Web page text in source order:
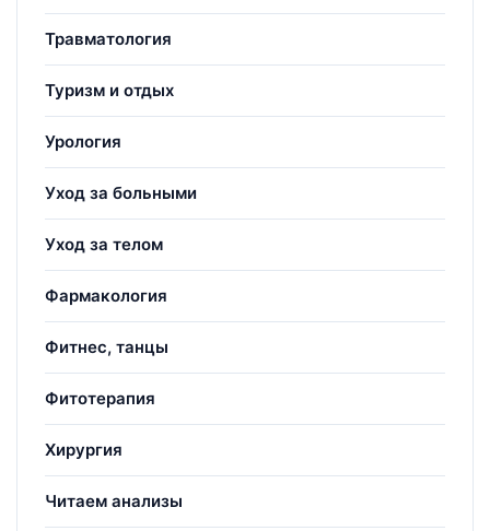
Травматология
Туризм и отдых
Урология
Уход за больными
Уход за телом
Фармакология
Фитнес, танцы
Фитотерапия
Хирургия
Читаем анализы